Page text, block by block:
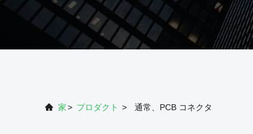
家> プロダクト > 通常、PCB コネクタ